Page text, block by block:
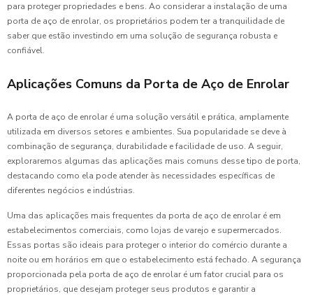
para proteger propriedades e bens. Ao considerar a instalação de uma
porta de aço de enrolar, os proprietários podem ter a tranquilidade de
saber que estão investindo em uma solução de segurança robusta e
confiável.
Aplicações Comuns da Porta de Aço de Enrolar
A porta de aço de enrolar é uma solução versátil e prática, amplamente
utilizada em diversos setores e ambientes. Sua popularidade se deve à
combinação de segurança, durabilidade e facilidade de uso. A seguir,
exploraremos algumas das aplicações mais comuns desse tipo de porta,
destacando como ela pode atender às necessidades específicas de
diferentes negócios e indústrias.
Uma das aplicações mais frequentes da porta de aço de enrolar é em
estabelecimentos comerciais, como lojas de varejo e supermercados.
Essas portas são ideais para proteger o interior do comércio durante a
noite ou em horários em que o estabelecimento está fechado. A segurança
proporcionada pela porta de aço de enrolar é um fator crucial para os
proprietários, que desejam proteger seus produtos e garantir a